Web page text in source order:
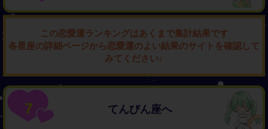
この恋愛運ランキングはあくまで集計結果です
各星座の詳細ページから恋愛運のよい結果のサイトを確認して
みてください♪
7 てんびん座へ